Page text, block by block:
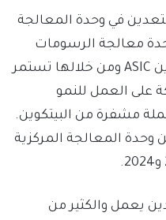
في وحدة المعالجة
معالجة الرسومات
(GPU)، وفي الفترة الأخيرة، تعدين ASIC ومن خلالها تستمر
على العمل للنمو
مشفرة من البيتكوين.
المعالجة المركزية
يعمل والكثير من